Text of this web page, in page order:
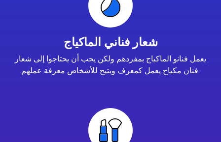
شعار فناني الماكياج
يعمل فنانو الماكياج بمفردهم ولكن يجب أن يحتاجوا إلى شعار
فنان مكياج يعمل كمعرف ويتيح للأشخاص معرفة عملهم.